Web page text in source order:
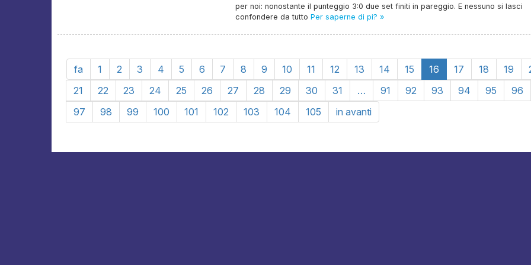
per noi: nonostante il punteggio 3:0 due set finiti in pareggio. E nessuno si lasci
confondere da tutto Per saperne di pi? »
fa 1 2 3 4 5 6 7 8 9 10 11 12 13 14 15 16 17 18 19
21
22 23 24 25 26 27 28 29 30 31 … 91 92 93 94 95
96
97
98 99 100 101 102 103 104 105 in avanti